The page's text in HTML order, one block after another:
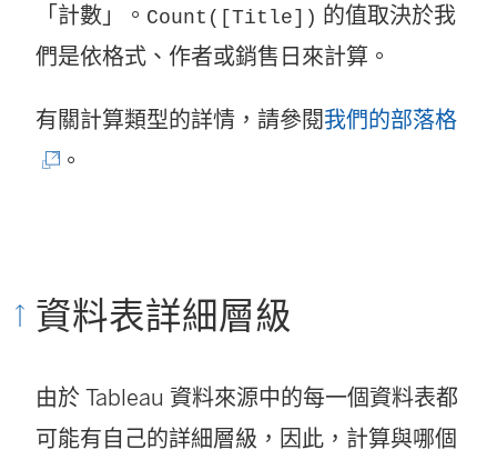
「計數」。 Count([Title]) 的值取決於我
們是依格式、作者或銷售日來計算。
有關計算類型的詳情，請參閱我們的部落格(
開
。
資料表詳細層級
由於 Tableau 資料來源中的每一個資料表都
可能有自己的詳細層級，因此，計算與哪個